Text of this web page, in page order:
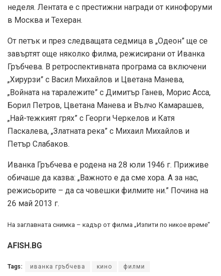
неделя. Лентата е с престижни награди от кинофоруми
в Москва и Техеран.
От петък и през следващата седмица в „Одеон” ще се
завъртят още няколко филма, режисирани от Иванка
Гръбчева. В ретроспективната програма са включени
„Хирурзи” с Васил Михайлов и Цветана Манева,
„Войната на таралежите” с Димитър Ганев, Морис Асса,
Борил Петров, Цветана Манева и Вълчо Камарашев,
„Най-тежкият грях” с Георги Черкелов и Катя
Паскалева, „Златната река” с Михаил Михайлов и
Петър Слабаков.
Иванка Гръбчева е родена на 28 юли 1946 г. Приживе
обичаше да казва: „Важното е да сме хора. А за нас,
режисьорите – да са човешки филмите ни.” Почина на
26 май 2013 г.
На заглавната снимка – кадър от филма „Изпити по никое време”
AFISH.BG
Tags: иванка гръбчева кино филми